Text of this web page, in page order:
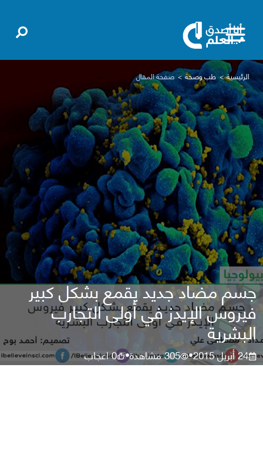
الرئيسية طب وصحة صفحة المقال
جسم مضاد جديد يقمع بشكل كبير
فيروس الإيدز في أولى التجارب
البشرية
24 أبريل 2015 •
305مشاهدة•
0اعجاب